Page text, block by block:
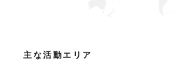
主な活動エリア